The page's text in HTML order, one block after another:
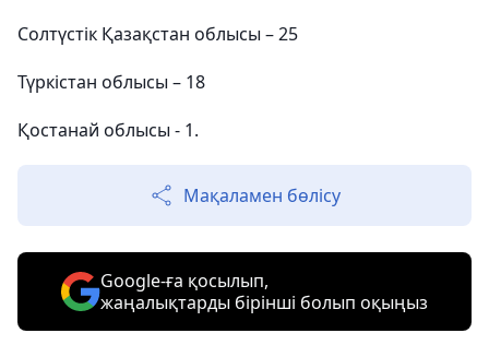
Солтүстік Қазақстан облысы – 25
Түркістан облысы – 18
Қостанай облысы - 1.
Мақаламен бөлісу
Google-ға қосылып,
жаңалықтарды бірінші болып оқыңыз